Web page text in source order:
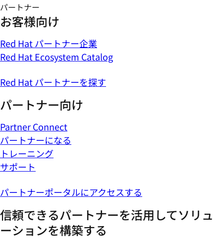
パートナー
お客様向け
Red Hat パートナー企業
Red Hat Ecosystem Catalog
Red Hat パートナーを探す
パートナー向け
Partner Connect
パートナーになる
トレーニング
サポート
パートナーポータルにアクセスする
信頼できるパートナーを活用してソリュ
ーションを構築する